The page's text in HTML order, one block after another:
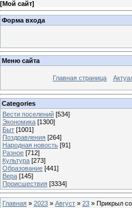
[Мой сайт]
Форма входа
Меню сайта
Главная страница
Categories
Вести поселений [534]
Экономика [1300]
Быт [1001]
Поздравления [264]
Народная новость [91]
Разное [712]
Культура [273]
Образование [441]
Вера [145]
Происшествия [3334]
Главная » 2023 » Август » 23 » Прикрыл